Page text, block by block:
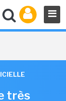
très